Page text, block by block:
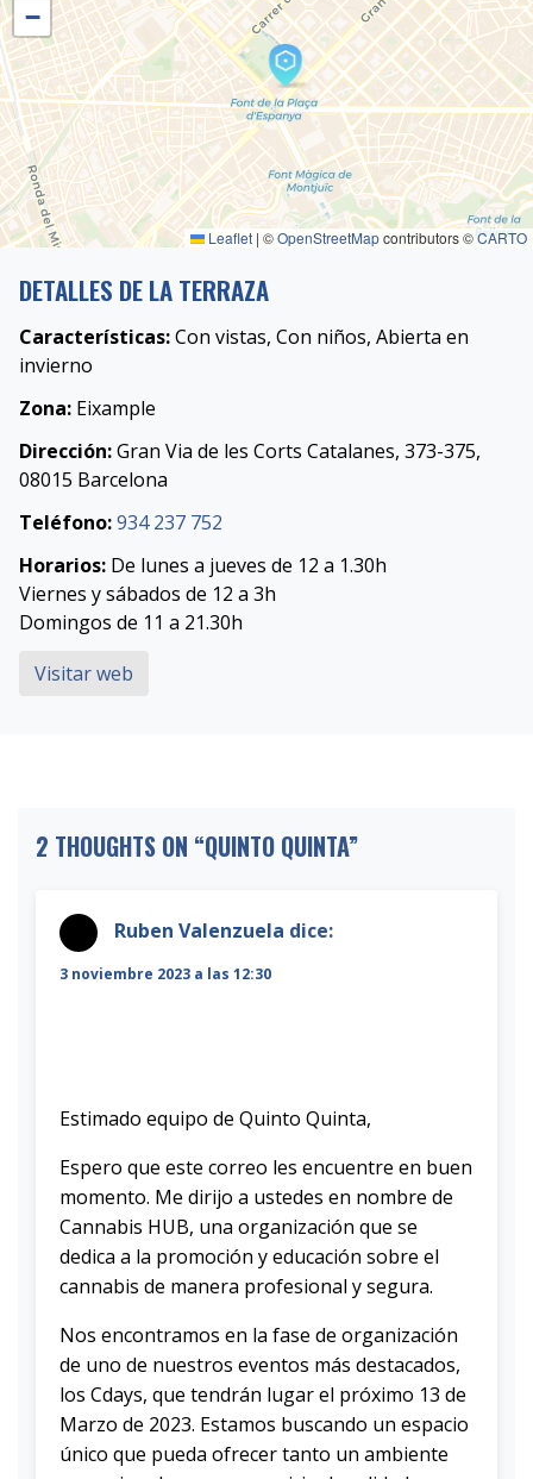
−
Leaflet | ©OpenStreetMapcontributors ©CARTO
DETALLES DE LA TERRAZA
Características:Con vistas, Con niños, Abierta en
invierno
Zona: Eixample
Dirección:Gran Via de les Corts Catalanes, 373-375,
08015 Barcelona
Teléfono:934 237 752
Horarios: De lunes a jueves de 12 a 1.30h
Viernes y sábados de 12 a 3h
Domingos de 11 a 21.30h
Visitar web
2 THOUGHTS ON “QUINTO QUINTA”
Ruben Valenzuela dice:
3 noviembre 2023 a las 12:30
Estimado equipo de Quinto Quinta,
Espero que este correo les encuentre en buen
momento. Me dirijo a ustedes en nombre de
Cannabis HUB, una organización que se
dedica a la promoción y educación sobre el
cannabis de manera profesional y segura.
Nos encontramos en la fase de organización
de uno de nuestros eventos más destacados,
los Cdays, que tendrán lugar el próximo 13 de
Marzo de 2023. Estamos buscando un espacio
único que pueda ofrecer tanto un ambiente